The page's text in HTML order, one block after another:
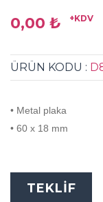
0,00 ₺ +KDV
ÜRÜN KODU :
• Metal plaka
• 60 x 18 mm
TEKLİF